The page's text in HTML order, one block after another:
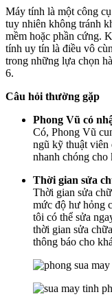
Máy tính là một công
tuy nhiên không tránh
mềm hoặc phần cứng.
tính uy tín là điều vô
trong những lựa chọn
6.
Câu hỏi thường gặp
Phong Vũ có
Có, Phong Vũ
ngũ kỹ thuật viên
nhanh chóng cho
Thời gian sửa
Thời gian sửa
mức độ hư hỏng
tôi có thể sửa
thời gian sửa
thông báo cho